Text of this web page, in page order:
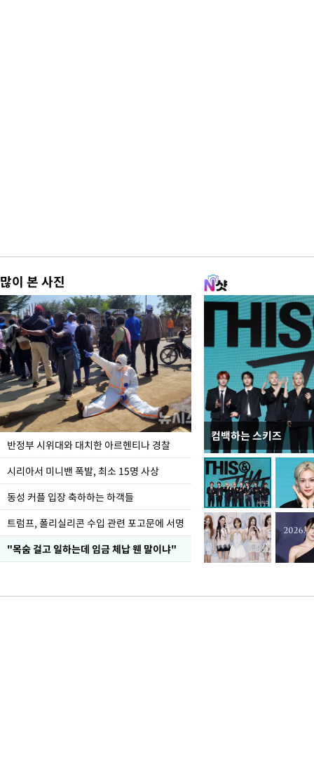
많이 본 사진
반정부 시위대와 대치한 아르헨티나 경찰
시리아서 미니밴 폭발, 최소 15명 사상
동성 커플 입장 축하하는 하객들
트럼프, 폴리실리콘 수입 관련 포고문에 서명
"목숨 걸고 일하는데 임금 체납 웬 말이냐"
컴백하는 스키즈
입추 코앞인데 전국엔